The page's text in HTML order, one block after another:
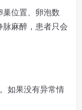
位置、卵泡数
麻醉，患者只会
如果没有异常情